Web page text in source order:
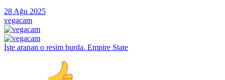
28 Ağu 2025
vegacam
İşte aranan o resim burda. Empire State